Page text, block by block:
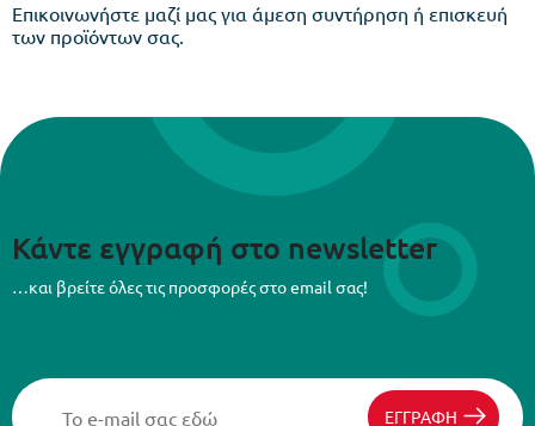
Επικοινωνήστε μαζί μας για άμεση συντήρηση ή επισκευή
των προϊόντων σας.
Κάντε εγγραφή στο newsletter
…και βρείτε όλες τις προσφορές στο email σας!
ΕΓΓΡΑΦΗ